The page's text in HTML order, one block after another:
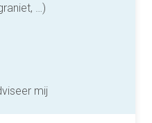
…)
mij